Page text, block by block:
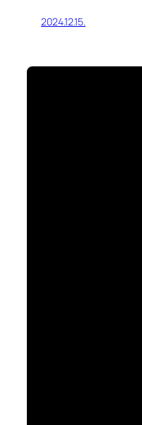
2024.12.15.